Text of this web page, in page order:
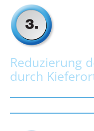
Reduzierung
durch